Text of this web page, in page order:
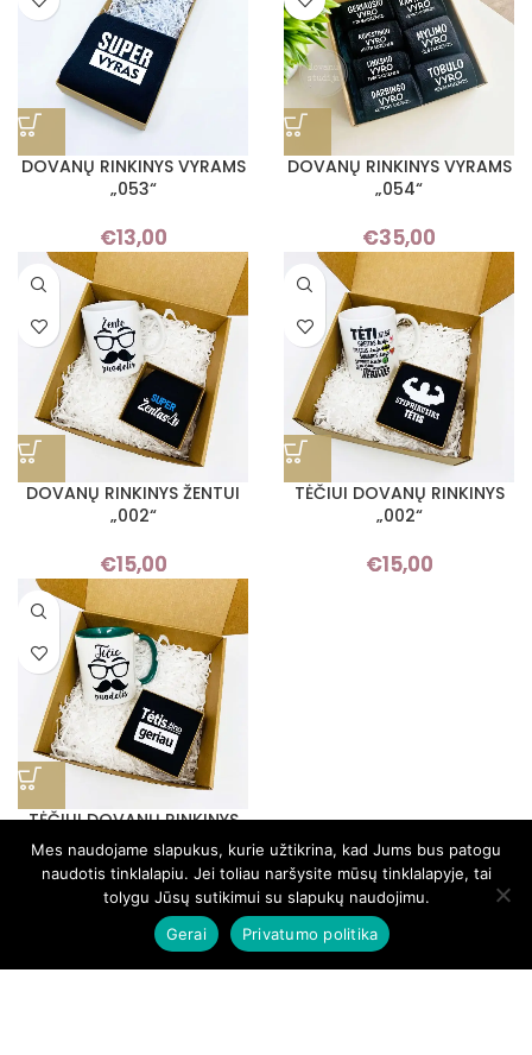
DOVANŲ RINKINYS VYRAMS
„053“
€13,00
DOVANŲ RINKINYS VYRAMS
„054“
€35,00
DOVANŲ RINKINYS ŽENTUI
„002“
€15,00
TĖČIUI DOVANŲ RINKINYS
„002“
€15,00
TĖČIUI DOVANŲ RINKINYS
„003“
€16,00
Mes naudojame slapukus, kurie užtikrina, kad Jums bus patogu
naudotis tinklalapiu. Jei toliau naršysite mūsų tinklalapyje, tai
tolygu Jūsų sutikimui su slapukų naudojimu.
Gerai
Privatumo politika